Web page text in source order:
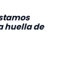
huella de